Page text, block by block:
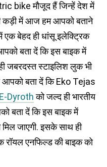
bike मौजूद हैं जिन्हें देश में
कड़ी में आज हम आपको बताने
एक बेहद ही धांसू इलेक्ट्रिक
बता दें कि इस बाइक में
जबरदस्त स्टाइलिश लुक भी
बता दें कि Eko Tejas
E-Dyrothको जल्द ही भारतीय
बता दें कि इस बाइक में
जाएगी. इसके साथ ही
रॉयल एनफिल्ड की बाइक को